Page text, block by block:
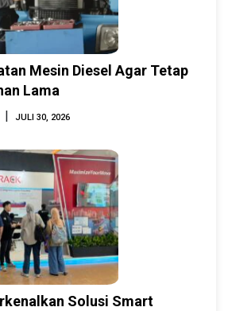
Mesin Diesel Agar Tetap
Lama
| JULI 30, 2026
Solusi Smart